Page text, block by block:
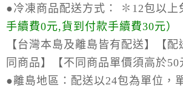
●冷凍商品配送方式：
✽12包以上
手續費0元,貨到付款手續費30元）
【台灣本島及離島皆有配送】【
同商品】【不同商品單價須高於50
●離島地區： 配送以24包為單位，